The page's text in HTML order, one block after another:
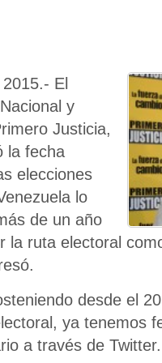
El
y
Justicia,
la fecha
elecciones
lo
de un año
la ruta electoral
desde el
ya tenemos
a través de Twitter.